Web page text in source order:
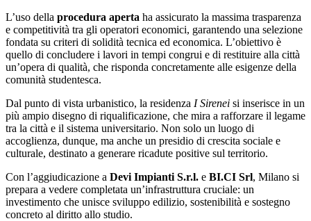
L’uso della procedura aperta ha assicurato la massima trasparenza
e competitività tra gli operatori economici, garantendo una selezione
fondata su criteri di solidità tecnica ed economica. L’obiettivo è
quello di concludere i lavori in tempi congrui e di restituire alla città
un’opera di qualità, che risponda concretamente alle esigenze della
comunità studentesca.
Dal punto di vista urbanistico, la residenza I Sirenei si inserisce in un
più ampio disegno di riqualificazione, che mira a rafforzare il legame
tra la città e il sistema universitario. Non solo un luogo di
accoglienza, dunque, ma anche un presidio di crescita sociale e
culturale, destinato a generare ricadute positive sul territorio.
Con l’aggiudicazione a Devi Impianti S.r.l. e BI.CI Srl, Milano si
prepara a vedere completata un’infrastruttura cruciale: un
investimento che unisce sviluppo edilizio, sostenibilità e sostegno
concreto al diritto allo studio.